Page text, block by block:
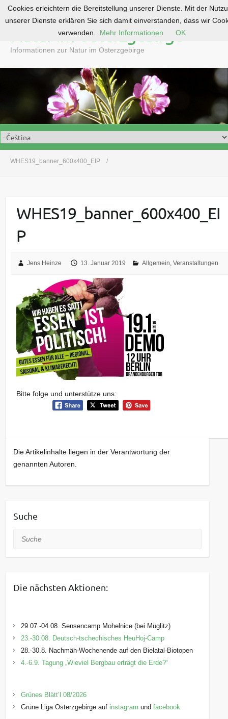
o
e
n
Natur im Osterzgebirge
Informationen zur Natur im Osterzgebirge
WHES19_banner_600x400_EIP
WHES19_banner_600x400_EI
P
Jens Heinze 13. Januar 2019 Allgemein, Veranstaltungen
Bitte folge und unterstütze uns:
Die Artikelinhalte liegen in der Verantwortung der
genannten Autoren.
Suche
Suche
Die nächsten Aktionen:
29.07.-04.08. Sensencamp Mohelnice (bei Müglitz)
23.-30.08. Deutsch-tschechisches HeuHoj-Camp
28.-30.8. Nachmäh-Wochenende auf den Bielatal-Biotopen
4.-6.9. Tagung „Wieviel Bergbau erträgt die Erde?“
Grünes Blätt’l 08/2026
Grüne Liga Osterzgebirge auf instagram undfacebook
Cookies erleichtern die Bereitstellung unserer Dienste. Mit der
unserer Dienste erklären Sie sich damit einverstanden, dass wir
verwenden.
Mehr Informationen OK